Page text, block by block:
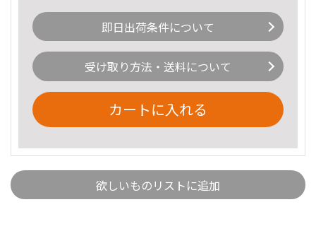
即日出荷条件について
受け取り方法・送料について
カートに入れる
欲しいものリストに追加